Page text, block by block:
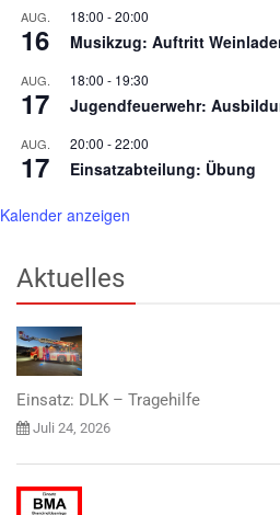
AUG.
16
18:00 -20:00
Musikzug: Auftritt
AUG.
17
18:00 - 19:30
Jugendfeuerwehr:
AUG.
17
20:00 -22:00
Einsatzabteilung: Übung
Kalender anzeigen
Aktuelles
Einsatz: DLK – Tragehilfe
Juli 24, 2026